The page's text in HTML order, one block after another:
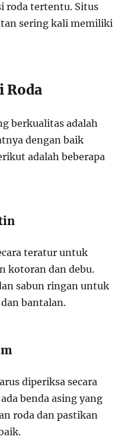
roda tertentu. Situs
sering kali memiliki
Roda
berkualitas adalah
dengan baik
adalah beberapa
teratur untuk
kotoran dan debu.
sabun ringan untuk
bantalan.
diperiksa secara
benda asing yang
roda dan pastikan